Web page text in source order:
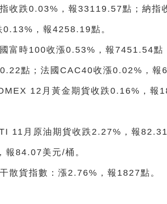
收跌0.03%，報33119.57點；納
，報4258.19點。
富時100收漲0.53%，報7451.54點
點；法國CAC40收漲0.02%，報
12月黃金期貨收跌0.16%，報
11月原油期貨收跌2.27%，報
報84.07美元/桶。
干散貨指數：漲2.76%，報1827點